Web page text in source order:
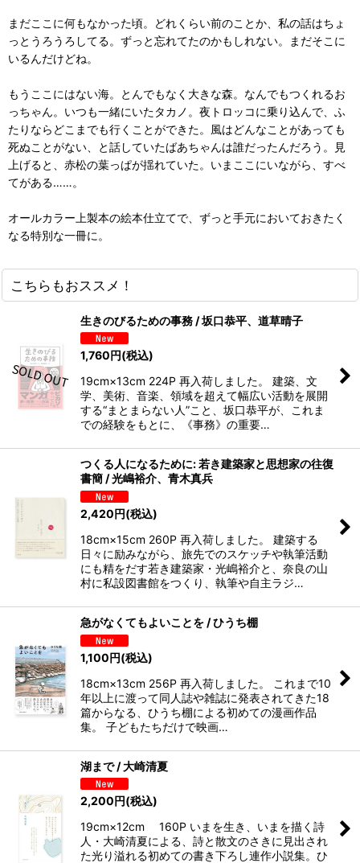
まだここに何もなかった頃。どれくらい前のことか、私の話はちょ
っとうろうろしてる。ずっと忘れてたのかもしれない。まだそこに
いるんだけどね。
もうここにはない海。とんでもなく大きな森。なんでもつくれるお
っちゃん。いつも一緒にいたタカノ。夜トロッコに乗り込んで、ふ
たりならどこまでも行くことができた。風はどんなことがあっても
死ぬことがない、と話していたばあちゃんは誰だったんだろう。見
上げると、赤松の葉っぱが揺れていた。いまここにいながら、すべ
てがある……。
オールカラー上製本の絵本仕立てで、ずっと手元においておきたく
なる特別な一冊に。
こちらもおススメ！
生きのびるための事務 / 坂口恭平、道草晴子
1,760円(税込)
19cm×13cm 224P 再入荷しました。 建築、文
学、美術、音楽、領域を超えて幅広い活動を展開
する“まとまらない人”こと、坂口恭平が、これま
での経験をもとに、《事務》の重要…
つくる人になるために: 若き建築家と思想家の往復
書簡 / 光嶋裕介、青木真兵
2,420円(税込)
18cm×15cm 260P 再入荷しました。 建築する
日々に励みながら、旅先でのスケッチや執筆活動
にも精をだす若き建築家・光嶋裕介と、奈良の山
村に私設図書館をつくり、執筆や自主ラジ…
急がなくてもよいことを / ひうち棚
1,100円(税込)
18cm×13cm 256P 再入荷しました。 これまで10
年以上に渡って同人誌や雑誌に発表されてきた18
篇からなる、ひうち棚による初めての漫画作品
集。 子どもたちだけで映画…
湖まで / 大崎清夏
2,200円(税込)
19cm×12cm 160P いまを生き、いまを描く詩
人・大崎清夏による、詩と散文のさきに見出され
た光り溢れる初めての書き下ろし連作小説集。ひ